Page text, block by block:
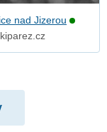
nad Jizerou